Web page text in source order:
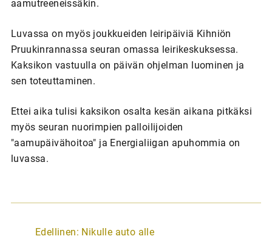
aamutreeneissäkin.
Luvassa on myös joukkueiden leiripäiviä Kihniön
Pruukinrannassa seuran omassa leirikeskuksessa.
Kaksikon vastuulla on päivän ohjelman luominen ja
sen toteuttaminen.
Ettei aika tulisi kaksikon osalta kesän aikana pitkäksi
myös seuran nuorimpien palloilijoiden
"aamupäivähoitoa" ja Energialiigan apuhommia on
luvassa.
A
Edellinen: Nikulle auto alle